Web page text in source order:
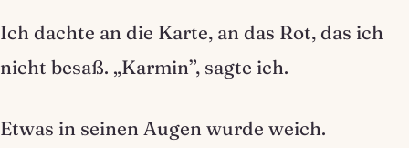
Ich dachte an die Karte, an das Rot, das ich
nicht besaß. „Karmin”, sagte ich.
Etwas in seinen Augen wurde weich.